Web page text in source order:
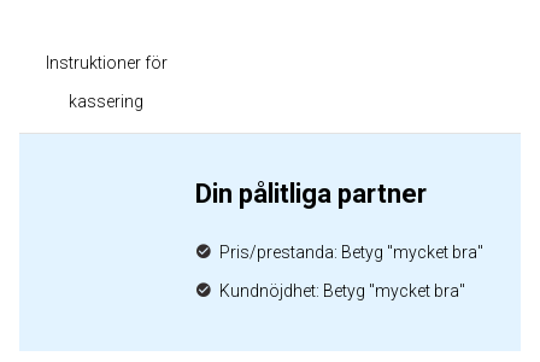
Instruktioner för
kassering
Din pålitliga partner
Pris/prestanda: Betyg "mycket bra"
Kundnöjdhet: Betyg "mycket bra"